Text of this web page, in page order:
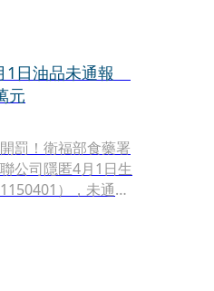
1日油品未通報
元
罰！衛福部食藥署
公司隱匿4月1日生
），未通報